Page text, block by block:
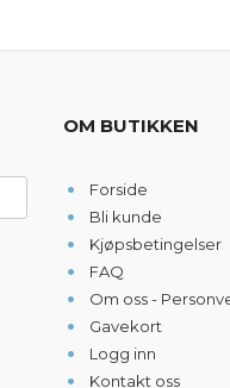
OM BUTIKKEN
Forside
Bli kunde
Kjøpsbetingelser
FAQ
Om oss -
Gavekort
Logg inn
Kontakt oss